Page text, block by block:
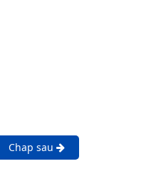
Chap sau